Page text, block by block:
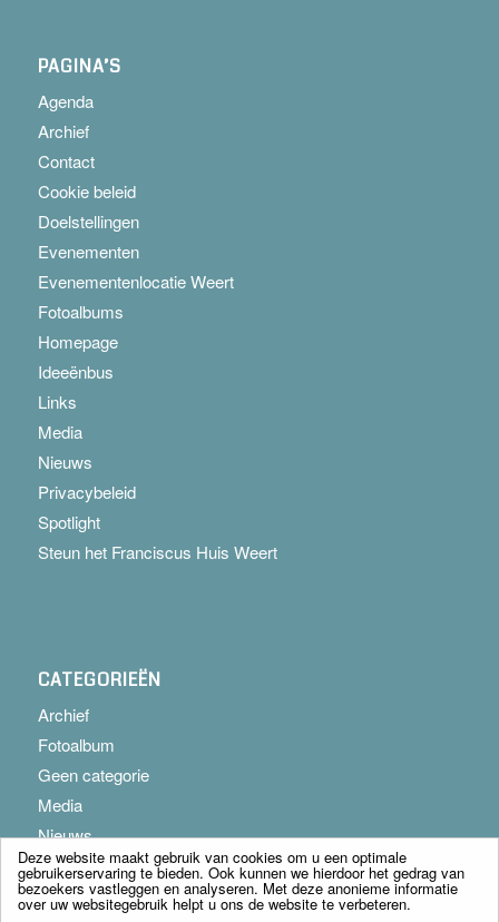
PAGINA’S
Agenda
Archief
Contact
Cookie beleid
Doelstellingen
Evenementen
Evenementenlocatie Weert
Fotoalbums
Homepage
Ideeënbus
Links
Media
Nieuws
Privacybeleid
Spotlight
Steun het Franciscus Huis Weert
CATEGORIEËN
Archief
Fotoalbum
Geen categorie
Media
Nieuws
Deze website maakt gebruik van cookies om u een optimale
gebruikerservaring te bieden. Ook kunnen we hierdoor het gedrag van
bezoekers vastleggen en analyseren. Met deze anonieme informatie
over uw websitegebruik helpt u ons de website te verbeteren.